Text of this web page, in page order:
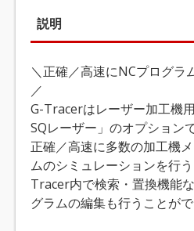
説明
＼正確／高速にNCプログラ
／
G-Tracerはレーザー加工機
SQレーザー」のオプションで
正確／高速に多数の加工機
ムのシミュレーションを行
Tracer内で検索・置換機能
グラムの編集も行うことがで